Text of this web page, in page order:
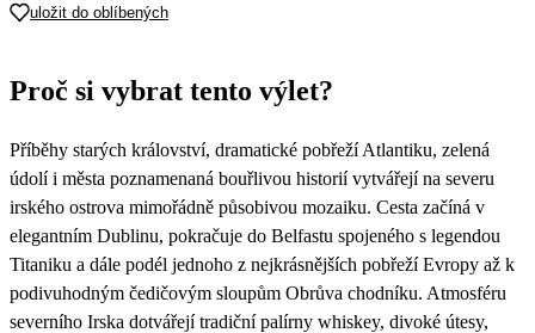
19
uložit do oblíbených
Proč si vybrat tento výlet?
Příběhy starých království, dramatické pobřeží Atlantiku, zelená
údolí i města poznamenaná bouřlivou historií vytvářejí na severu
irského ostrova mimořádně působivou mozaiku. Cesta začíná v
elegantním Dublinu, pokračuje do Belfastu spojeného s legendou
Titaniku a dále podél jednoho z nejkrásnějších pobřeží Evropy až k
podivuhodným čedičovým sloupům Obrůva chodníku. Atmosféru
severního Irska dotvářejí tradiční palírny whiskey, divoké útesy,